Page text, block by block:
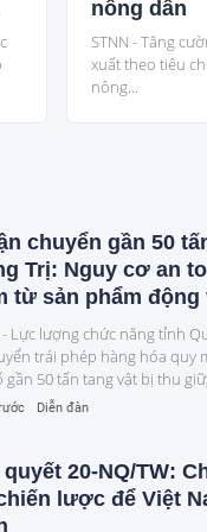
nông dân
STNN - Tăng
xuất theo tiêu
nông...
chuyển gần 50
Trị: Nguy cơ an
từ sản phẩm
gốc
- Lực lượng chức năng tỉnh
trái phép hàng hóa quy
gần 50 tấn tang vật bị thu
kg chất thải không rõ nguồn
Diễn đàn
quyết 20-NQ/TW:
lược để Việt